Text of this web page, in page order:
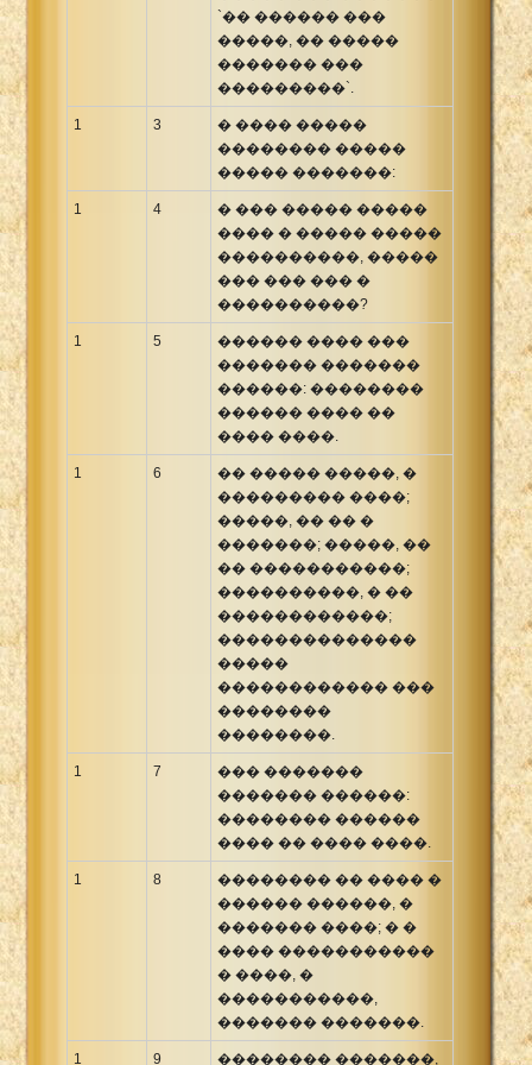
`�� ������ ���
�����, �� �����
������� ���
���������`.
1 3
� ���� �����
�������� �����
����� �������:
1 4
� ��� ����� �����
���� � ����� �����
����������, �����
��� ��� ��� �
����������?
1 5
������ ���� ���
������� �������
������: ��������
������ ���� ��
���� ����.
1 6
�� ����� �����, �
��������� ����;
�����, �� �� �
�������; �����, ��
�� �����������;
����������, � ��
������������;
��������������
�����
������������ ���
��������
��������.
1 7
��� �������
������� ������:
�������� ������
���� �� ���� ����.
1 8
�������� �� ���� �
������ ������, �
������� ����; � �
���� �����������
� ����, �
�����������,
������� �������.
1 9 �������� �������,